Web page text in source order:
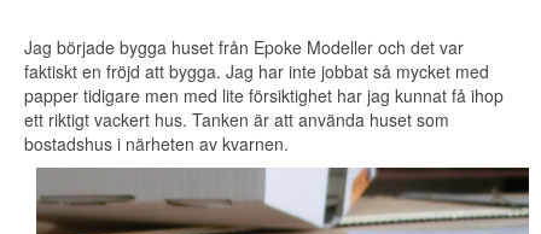
Jag började bygga huset från Epoke Modeller och det var
faktiskt en fröjd att bygga. Jag har inte jobbat så mycket med
papper tidigare men med lite försiktighet har jag kunnat få ihop
ett riktigt vackert hus. Tanken är att använda huset som
bostadshus i närheten av kvarnen.